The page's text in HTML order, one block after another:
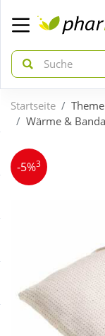
zurück
ÜBERSICHT
Neuheiten
zurück
ÜBERSICHT
Diabetes
Körperpflege &
Startseite
Wärme &
-5%3